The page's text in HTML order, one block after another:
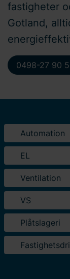
fastigheter
Gotland,
0498-27 90
Automation
EL
Ventilation
VS
Plåtslageri